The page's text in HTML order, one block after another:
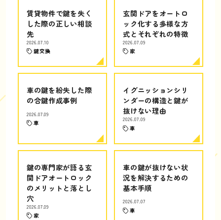
賃貸物件で鍵を失く
した際の正しい相談
先
2026.07.10
鍵交換
玄関ドアをオートロ
ック化する多様な方
式とそれぞれの特徴
2026.07.09
家
車の鍵を紛失した際
の合鍵作成事例
2026.07.09
車
イグニッションシリ
ンダーの構造と鍵が
抜けない理由
2026.07.09
車
鍵の専門家が語る玄
関ドアオートロック
のメリットと落とし
穴
2026.07.09
家
車の鍵が抜けない状
況を解決するための
基本手順
2026.07.07
車